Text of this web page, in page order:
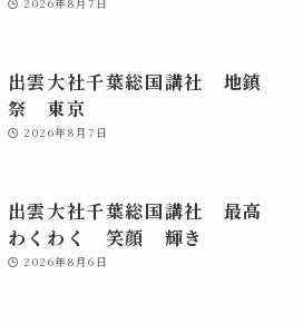
出雲大社千葉総国講社 地鎮
祭 東京
2026年8月7日
出雲大社千葉総国講社 最高
わくわく 笑顔 輝き
2026年8月6日